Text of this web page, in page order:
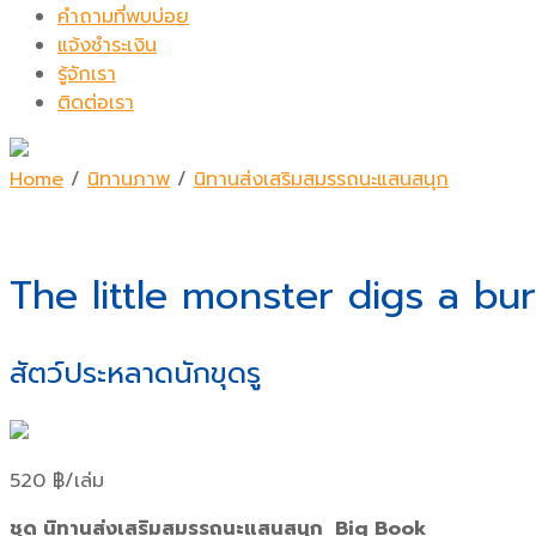
คำถามที่พบบ่อย
แจ้งชำระเงิน
รู้จักเรา
ติดต่อเรา
Home / นิทานภาพ / นิทานส่งเสริมสมรรถนะแสนสนุก
The little monster digs a
สัตว์ประหลาดนักขุดรู
520 ฿/เล่ม
ชุด นิทานส่งเสริมสมรรถนะแสนสนุก Big Book